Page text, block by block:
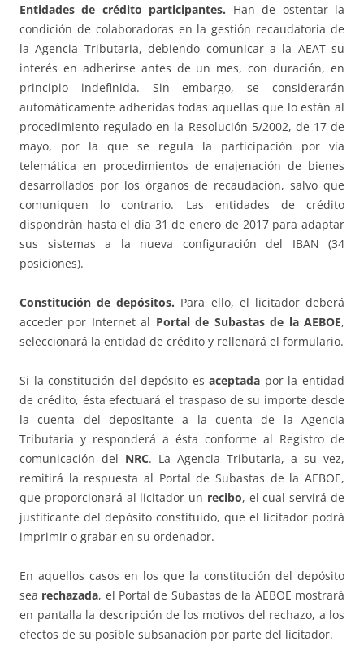
Entidades de crédito participantes. Han de ostentar la
condición de colaboradoras en la gestión recaudatoria de
la Agencia Tributaria, debiendo comunicar a la AEAT su
interés en adherirse antes de un mes, con duración, en
principio indefinida. Sin embargo, se considerarán
automáticamente adheridas todas aquellas que lo están al
procedimiento regulado en la Resolución 5/2002, de 17 de
mayo, por la que se regula la participación por vía
telemática en procedimientos de enajenación de bienes
desarrollados por los órganos de recaudación, salvo que
comuniquen lo contrario. Las entidades de crédito
dispondrán hasta el día 31 de enero de 2017 para adaptar
sus sistemas a la nueva configuración del IBAN (34
posiciones).
Constitución de depósitos. Para ello, el licitador deberá
acceder por Internet al Portal de Subastas de la AEBOE,
seleccionará la entidad de crédito y rellenará el formulario.
Si la constitución del depósito esaceptada por la entidad
de crédito, ésta efectuará el traspaso de su importe desde
la cuenta del depositante a la cuenta de la Agencia
Tributaria y responderá a ésta conforme al Registro de
comunicación del NRC. La Agencia Tributaria, a su vez,
remitirá la respuesta al Portal de Subastas de la AEBOE,
que proporcionará al licitador un recibo, el cual servirá de
justificante del depósito constituido, que el licitador podrá
imprimir o grabar en su ordenador.
En aquellos casos en los que la constitución del depósito
sea rechazada, el Portal de Subastas de la AEBOE mostrará
en pantalla la descripción de los motivos del rechazo, a los
efectos de su posible subsanación por parte del licitador.